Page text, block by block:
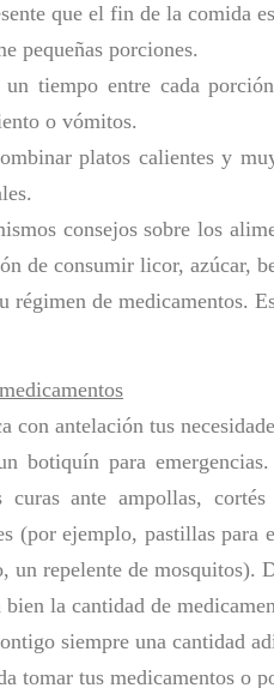
que el fin de la comida
pequeñas porciones.
un tiempo entre cada
o vómitos.
platos calientes y
consejos sobre los
de consumir licor, azúcar,
régimen de medicamentos.
con antelación tus
botiquín para
curas ante ampollas,
(por ejemplo, pastillas para
un repelente de mosquitos).
bien la cantidad de
siempre una cantidad
tomar tus medicamentos o